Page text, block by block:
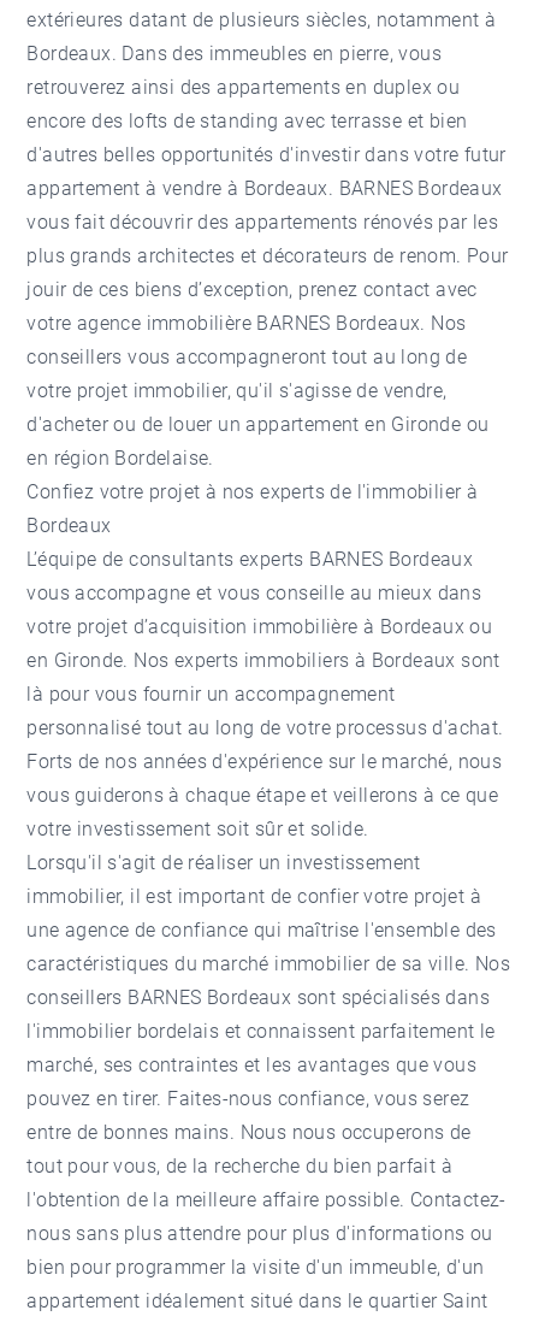
extérieures datant de plusieurs siècles, notamment à
Bordeaux. Dans des immeubles en pierre, vous
retrouverez ainsi des appartements en duplex ou
encore des lofts de standing avec terrasse et bien
d'autres belles opportunités d'investir dans votre futur
appartement à vendre à Bordeaux. BARNES Bordeaux
vous fait découvrir des appartements rénovés par les
plus grands architectes et décorateurs de renom. Pour
jouir de ces biens d’exception, prenez contact avec
votre agence immobilière BARNES Bordeaux. Nos
conseillers vous accompagneront tout au long de
votre projet immobilier, qu'il s'agisse de vendre,
d'acheter ou de louer un appartement en Gironde ou
en région Bordelaise.
Confiez votre projet à nos experts de l'immobilier à
Bordeaux
L’équipe de consultants experts BARNES Bordeaux
vous accompagne et vous conseille au mieux dans
votre projet d’acquisition immobilière à Bordeaux ou
en Gironde. Nos experts immobiliers à Bordeaux sont
là pour vous fournir un accompagnement
personnalisé tout au long de votre processus d'achat.
Forts de nos années d'expérience sur le marché, nous
vous guiderons à chaque étape et veillerons à ce que
votre investissement soit sûr et solide.
Lorsqu'il s'agit de réaliser un investissement
immobilier, il est important de confier votre projet à
une agence de confiance qui maîtrise l'ensemble des
caractéristiques du marché immobilier de sa ville. Nos
conseillers BARNES Bordeaux sont spécialisés dans
l'immobilier bordelais et connaissent parfaitement le
marché, ses contraintes et les avantages que vous
pouvez en tirer. Faites-nous confiance, vous serez
entre de bonnes mains. Nous nous occuperons de
tout pour vous, de la recherche du bien parfait à
l'obtention de la meilleure affaire possible. Contactez-
nous sans plus attendre pour plus d'informations ou
bien pour programmer la visite d'un immeuble, d'un
appartement idéalement situé dans le quartier Saint